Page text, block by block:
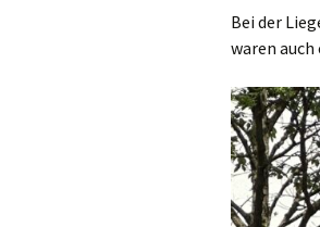
Bei der
waren